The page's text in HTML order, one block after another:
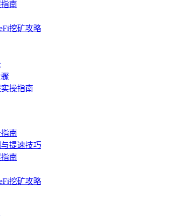
南
挖矿攻略
操指南
南
提速技巧
南
挖矿攻略